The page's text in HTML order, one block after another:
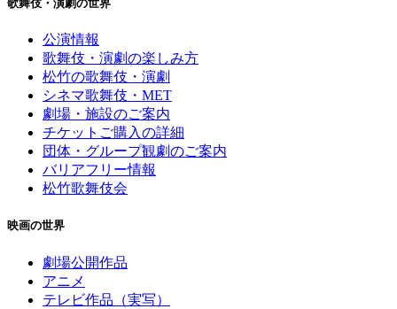
歌舞伎・演劇の世界
公演情報
歌舞伎・演劇の楽しみ方
松竹の歌舞伎・演劇
シネマ歌舞伎・MET
劇場・施設のご案内
チケットご購入の詳細
団体・グループ観劇のご案内
バリアフリー情報
松竹歌舞伎会
映画の世界
劇場公開作品
アニメ
テレビ作品（実写）